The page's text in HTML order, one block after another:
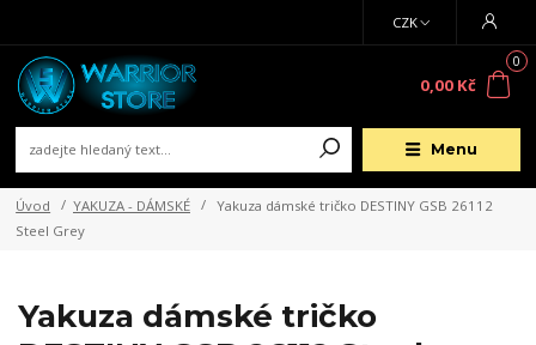
Menu
CZK
0
0,00 Kč
Úvod YAKUZA - DÁMSKÉ
Yakuza dámské tričko DESTINY GSB 26112
Steel Grey
Yakuza dámské tričko